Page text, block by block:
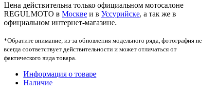
Цена действительна только официальном мотосалоне
REGULMOTO в Москве и в Уссурийске, а так же в
официальном интернет-магазине.
*Обратите внимание, из-за обновления модельного ряда, фотография не
всегда соответствует действительности и может отличаться от
фактического вида товара.
Информация о товаре
Наличие